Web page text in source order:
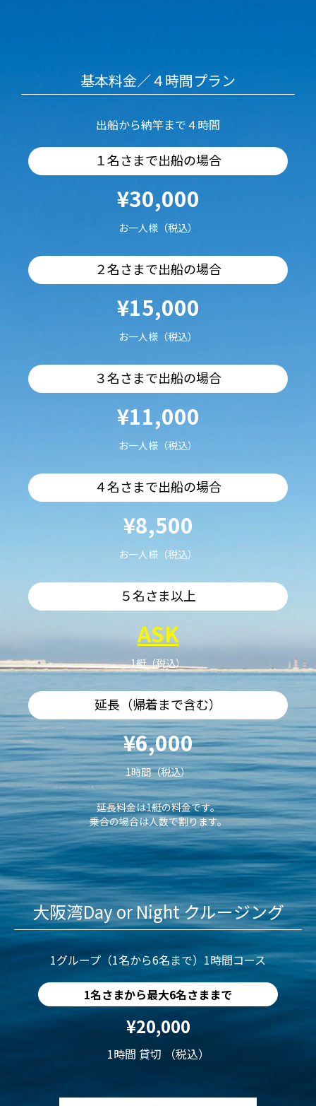
基本料金／４時間プラン
出船から納竿まで４時間
１名さまで出船の場合
¥30,000
お一人様（税込）
２名さまで出船の場合
¥15,000
お一人様（税込）
３名さまで出船の場合
¥11,000
お一人様（税込）
４名さまで出船の場合
¥8,500
お一人様（税込）
５名さま以上
ASK
1艇（税込）
延長（帰着まで含む）
¥6,000
1時間（税込）
延長料金は1艇の料金です。
乗合の場合は人数で割ります。
大阪湾Day or Night クルージング
1グループ（1名から6名まで）1時間コース
1名さまから最大6名さままで
¥20,000
1時間 貸切 （税込）